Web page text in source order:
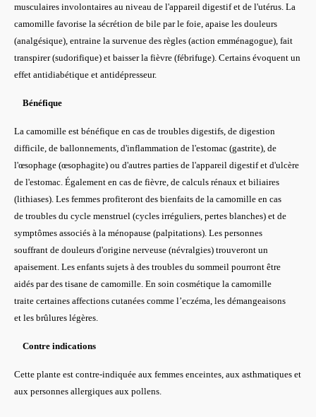
musculaires involontaires au niveau de l'appareil digestif et de l'utérus. La
camomille favorise la sécrétion de bile par le foie, apaise les douleurs
(analgésique), entraine la survenue des règles (action emménagogue), fait
transpirer (sudorifique) et baisser la fièvre (fébrifuge). Certains évoquent un
effet antidiabétique et antidépresseur.
Bénéfique
La camomille est bénéfique en cas de troubles digestifs, de digestion
difficile, de ballonnements, d'inflammation de l'estomac (gastrite), de
l'œsophage (œsophagite) ou d'autres parties de l'appareil digestif et d'ulcère
de l'estomac. Également en cas de fièvre, de calculs rénaux et biliaires
(lithiases). Les femmes profiteront des bienfaits de la camomille en cas
de troubles du cycle menstruel (cycles irréguliers, pertes blanches) et de
symptômes associés à la ménopause (palpitations). Les personnes
souffrant de douleurs d'origine nerveuse (névralgies) trouveront un
apaisement. Les enfants sujets à des troubles du sommeil pourront être
aidés par des tisane de camomille. En soin cosmétique la camomille
traite certaines affections cutanées comme l’eczéma, les démangeaisons
et les brûlures légères.
Contre indications
Cette plante est contre-indiquée aux femmes enceintes, aux asthmatiques et
aux personnes allergiques aux pollens.